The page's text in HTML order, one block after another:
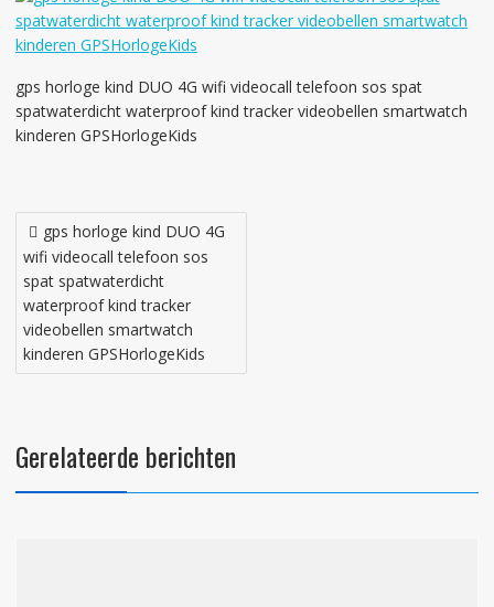
gps horloge kind DUO 4G wifi videocall telefoon sos spat
spatwaterdicht waterproof kind tracker videobellen smartwatch
kinderen GPSHorlogeKids
Bericht
navigatie
gps horloge kind DUO 4G
wifi videocall telefoon sos
spat spatwaterdicht
waterproof kind tracker
videobellen smartwatch
kinderen GPSHorlogeKids
Gerelateerde berichten